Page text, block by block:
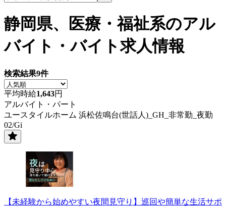
静岡県、医療・福祉系のアル
バイト・バイト求人情報
検索結果9件
平均時給1,643円
アルバイト・パート
ユースタイルホーム 浜松佐鳴台(世話人)_GH_非常勤_夜勤
02/Gi
【未経験から始めやすい夜間見守り】巡回や簡単な生活サポ